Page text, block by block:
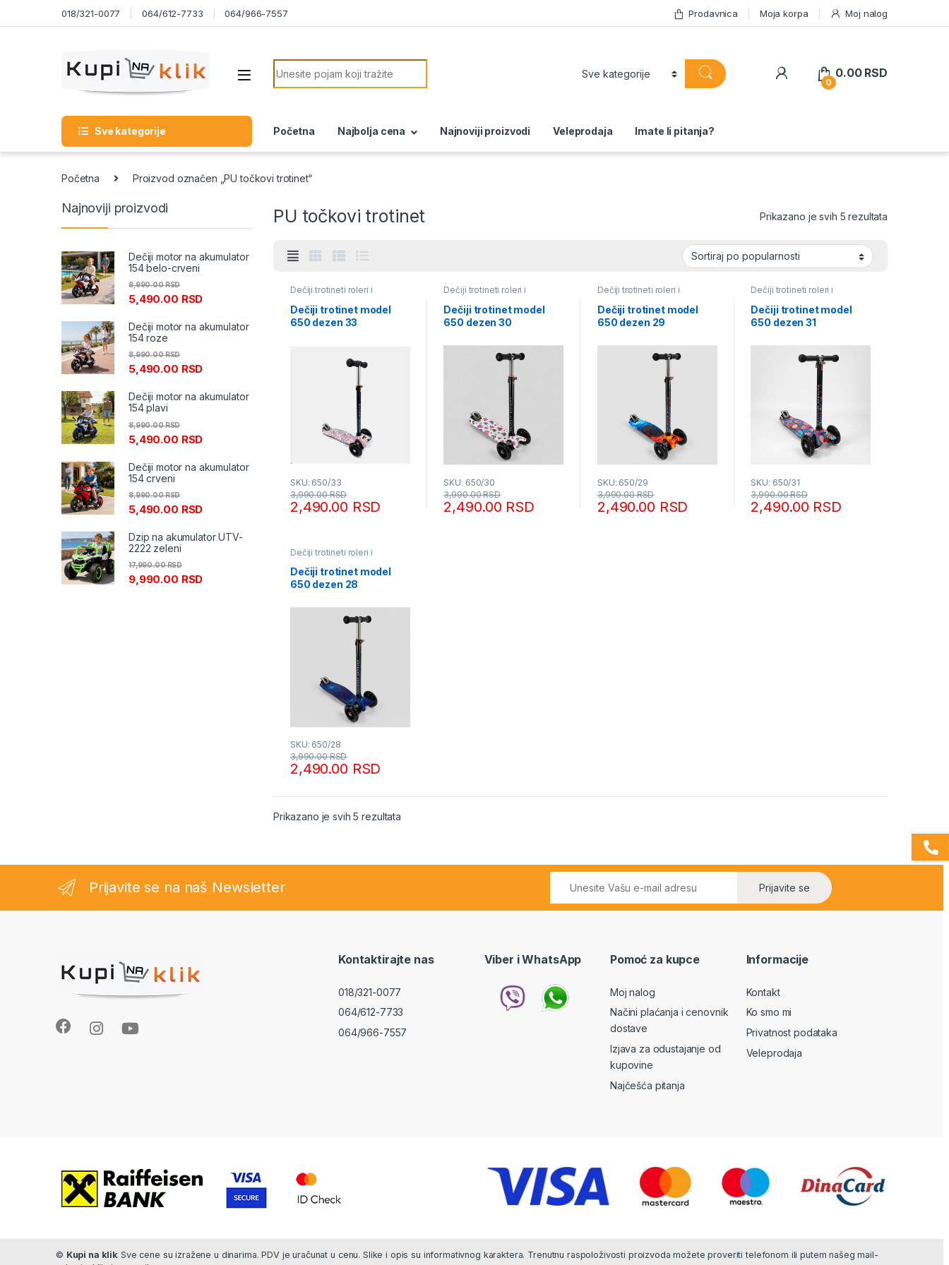
Skip to navigation018/321-0077 064/612-7733 064/966-7557 Prodavnica Moja korpa Moj nalog
Search for:
0
0.00 RSD
Sve kategorije Početna Najbolja cena Najnoviji proizvodi Veleprodaja Imate li pitanja?
Početna Proizvod označen „PU točkovi trotinet“
PU točkovi trotinet Prikazano je svih 5 rezultata
Dečiji trotineti roleri i
skejtbordi
Dečiji trotinet model
650 dezen 33
SKU: 650/33
2,490.00 RSD
3,990.00RSD
Dečiji trotineti roleri i
skejtbordi
Dečiji trotinet model
650 dezen 30
SKU: 650/30
2,490.00 RSD
3,990.00RSD
Dečiji trotineti roleri i
skejtbordi
Dečiji trotinet model
650 dezen 29
SKU: 650/29
2,490.00 RSD
3,990.00RSD
Dečiji trotineti roleri i
skejtbordi
Dečiji trotinet model
650 dezen 31
SKU: 650/31
2,490.00 RSD
3,990.00RSD
Dečiji trotineti roleri i
Dečiji trotinet model
650 dezen 28
SKU: 650/28
2,490.00 RSD
3,990.00RSD
Prikazano je svih 5 rezultataSortirano po popularnosti
Najnoviji proizvodi
Dečiji motor na akumulator
154 belo-crveni
5,490.00 RSD
8,990.00RSD
Dečiji motor na akumulator
154 roze
5,490.00 RSD
8,990.00RSD
Dečiji motor na akumulator
154 plavi
5,490.00 RSD
8,990.00RSD
Dečiji motor na akumulator
154 crveni
5,490.00 RSD
8,990.00RSD
Dzip na akumulator UTV-
2222 zeleni
9,990.00 RSD
17,990.00RSD
Prijavite se na naš Newsletter Prijavite se
Kontaktirajte nas
018/321-0077
064/612-7733
064/966-7557
Viber i WhatsApp Pomoć za kupce
Moj nalog
Načini plaćanja i cenovnik
dostave
Izjava za odustajanje od
kupovine
Najčešća pitanja
Informacije
Kontakt
Ko smo mi
Privatnost podataka
Veleprodaja
© Kupi na klik Sve cene su izražene u dinarima. PDV je uračunat u cenu. Slike i opis su informativnog karaktera. Trenutnu raspoloživosti proizvoda možete proveriti telefonom ili putem našeg mail-